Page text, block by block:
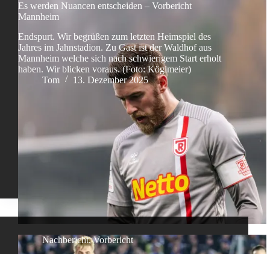
Es werden Nuancen entscheiden – Vorbericht
Mannheim
Endspurt. Wir begrüßen zum letzten Heimspiel des
Jahres im Jahnstadion. Zu Gast ist der Waldhof aus
Mannheim welche sich nach schwierigem Start erholt
haben. Wir blicken voraus. (Foto: Köglmeier)
Tom
13. Dezember 2025
Nachbericht,Vorbericht